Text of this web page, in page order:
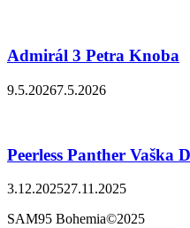
Admirál 3 Petra Knoba
9.5.20267.5.2026
Peerless Panther Vaška
3.12.202527.11.2025
SAM95 Bohemia©2025